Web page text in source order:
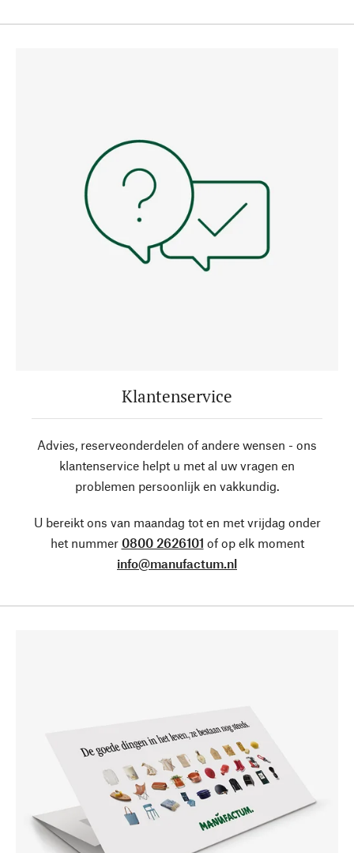
Klantenservice
Advies, reserveonderdelen of andere wensen - ons
klantenservice helpt u met al uw vragen en
problemen persoonlijk en vakkundig.
U bereikt ons van maandag tot en met vrijdag onder
het nummer 0800 2626101 of op elk moment
info@manufactum.nl